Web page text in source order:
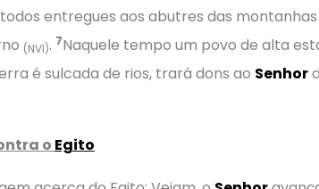
entregues aos abutres das
(NVI). 7Naquele tempo um povo de alta
é sulcada de rios, trará dons ao Senhor
o Egito